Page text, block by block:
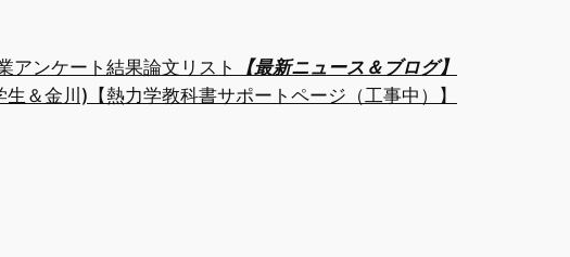
アンケート結果論文リスト
【最新ニュース＆ブログ】
生＆金川) 【熱力学教科書サポートページ（工事中）】